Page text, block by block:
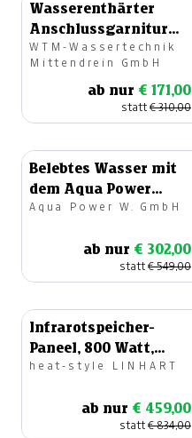
Wasserenthärter
Anschlussgarnitur
65NG
WTM-Wassertechnik
Mittendrein GmbH
ab nur € 171,00
statt€ 310,00
Belebtes Wasser mit
dem Aqua Power
Joint
Aqua Power W. GmbH
ab nur € 302,00
statt€ 549,00
Infrarotspeicher-
Paneel, 800 Watt,
Weiss
heat-style LINHART
ab nur € 459,00
statt€ 834,00